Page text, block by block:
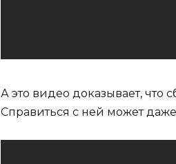
А это видео доказывает, что
Справиться с ней может